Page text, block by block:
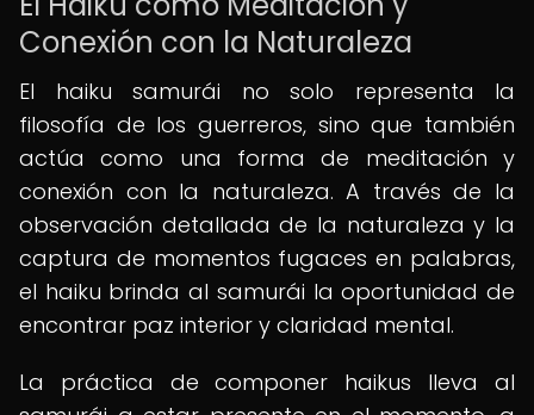
Conexión con la Naturaleza
El haiku samurái no solo representa la
filosofía de los guerreros, sino que también
actúa como una forma de meditación y
conexión con la naturaleza. A través de la
observación detallada de la naturaleza y la
captura de momentos fugaces en palabras,
el haiku brinda al samurái la oportunidad de
encontrar paz interior y claridad mental.
La práctica de componer haikus lleva al